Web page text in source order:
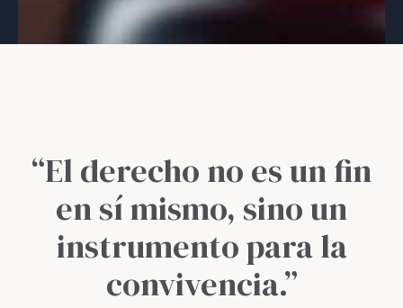
“El derecho no es un fin
en sí mismo, sino un
instrumento para la
convivencia.”